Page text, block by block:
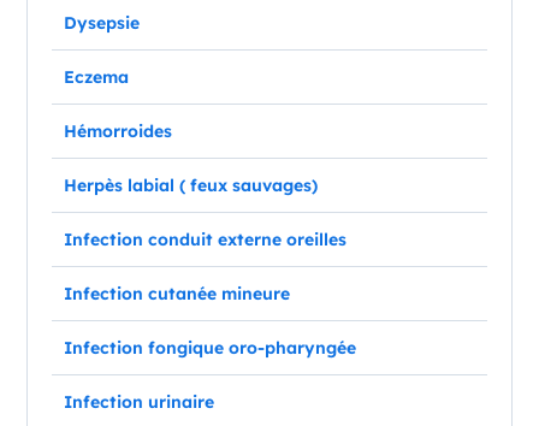
Dysepsie
Eczema
Hémorroides
Herpès labial ( feux sauvages)
Infection conduit externe oreilles
Infection cutanée mineure
Infection fongique oro-pharyngée
Infection urinaire